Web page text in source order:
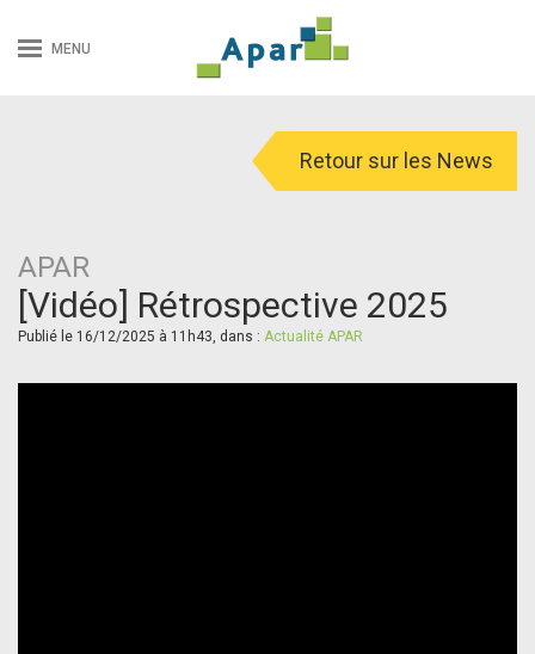
MENU
Retour sur les News
APAR
[Vidéo] Rétrospective 2025
Publié le 16/12/2025 à 11h43, dans : Actualité APAR